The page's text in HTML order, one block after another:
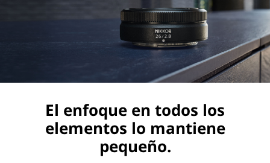
El enfoque en todos los
elementos lo mantiene
pequeño.